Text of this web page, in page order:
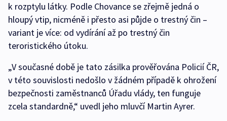
k rozptylu látky. Podle Chovance se zřejmě jedná o
hloupý vtip, nicméně i přesto asi půjde o trestný čin –
variant je více: od vydírání až po trestný čin
teroristického útoku.
„V současné době je tato zásilka prověřována Policií ČR,
v této souvislosti nedošlo v žádném případě k ohrožení
bezpečnosti zaměstnanců Úřadu vlády, ten funguje
zcela standardně,“ uvedl jeho mluvčí Martin Ayrer.